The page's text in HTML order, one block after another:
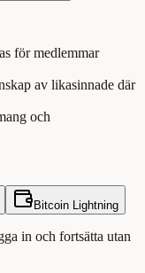
för medlemmar
av likasinnade där
och
Bitcoin Lightning
in och fortsätta utan